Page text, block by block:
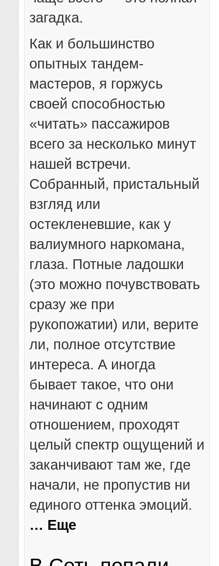
загадка.
Как и большинство
опытных тандем-
мастеров, я горжусь
своей способностью
«читать» пассажиров
всего за несколько минут
нашей встречи.
Собранный, пристальный
взгляд или
остекленевшие, как у
валиумного наркомана,
глаза. Потные ладошки
(это можно почувствовать
сразу же при
рукопожатии) или, верите
ли, полное отсутствие
интереса. А иногда
бывает такое, что они
начинают с одним
отношением, проходят
целый спектр ощущений и
заканчивают там же, где
начали, не пропустив ни
единого оттенка эмоций.
… Еще